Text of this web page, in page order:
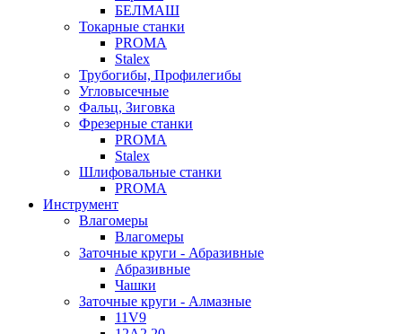
БЕЛМАШ
Токарные станки
PROMA
Stalex
Трубогибы, Профилегибы
Угловысечные
Фальц, Зиговка
Фрезерные станки
PROMA
Stalex
Шлифовальные станки
PROMA
Инструмент
Влагомеры
Влагомеры
Заточные круги - Абразивные
Абразивные
Чашки
Заточные круги - Алмазные
11V9